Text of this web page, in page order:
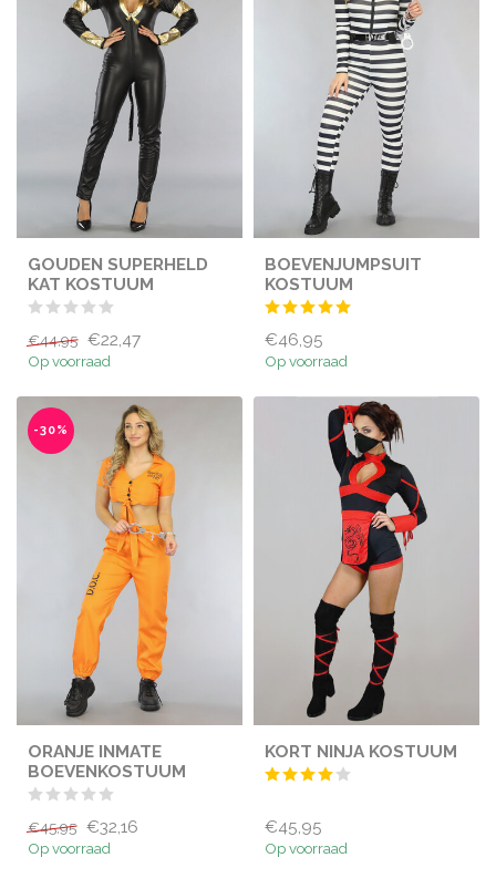
GOUDEN SUPERHELD
KAT KOSTUUM
€44,95 €22,47
Op voorraad
BOEVENJUMPSUIT
KOSTUUM
€46,95
Op voorraad
-30%
ORANJE INMATE
BOEVENKOSTUUM
€45,95 €32,16
Op voorraad
KORT NINJA KOSTUUM
€45,95
Op voorraad